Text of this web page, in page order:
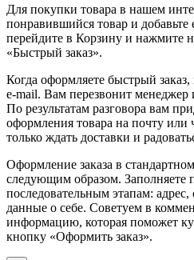
Для покупки товара в нашем
понравившийся товар и добавьте
перейдите в Корзину и нажмите
«Быстрый заказ».
Когда оформляете быстрый
e-mail. Вам перезвонит менеджер
По результатам разговора вам
оформления товара на почту или
только ждать доставки и
Оформление заказа в
следующим образом. Заполняете
последовательным этапам:
данные о себе. Советуем в
информацию, которая поможет
кнопку «Оформить заказ».